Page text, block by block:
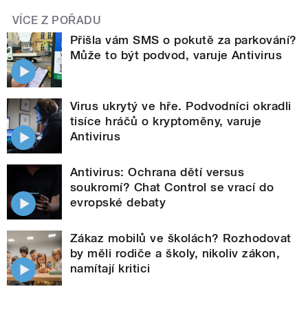
VÍCE Z POŘADU
Přišla vám SMS o pokutě za parkování?
Může to být podvod, varuje Antivirus
Virus ukrytý ve hře. Podvodníci okradli
tisíce hráčů o kryptoměny, varuje
Antivirus
Antivirus: Ochrana dětí versus
soukromí? Chat Control se vrací do
evropské debaty
Zákaz mobilů ve školách? Rozhodovat
by měli rodiče a školy, nikoliv zákon,
namítají kritici